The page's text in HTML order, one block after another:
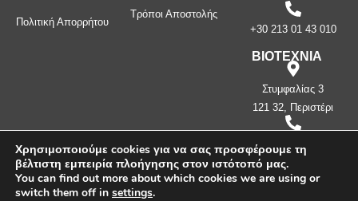
Πολιτική Απορρήτου
Τρόποι Αποστολής
+30 213 01 43 010
ΒΙΟΤΕΧΝΙΑ
Στυμφαλίας 3
121 32, Περιστέρι
397
Πνευματικά δικαιώματα ©2026
Χρησιμοποιούμε cookies για να σας προσφέρουμε τη
βέλτιστη εμπειρία πλοήγησης στον ιστότοπό μας.
You can find out more about which cookies we are using or
switch them off in settings.